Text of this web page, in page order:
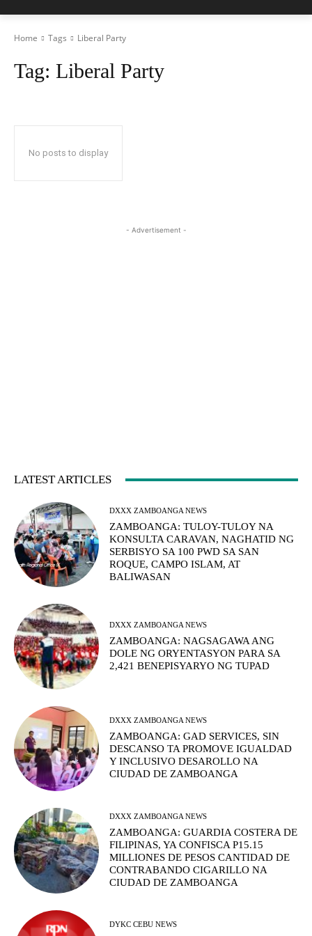
Home Tags Liberal Party
Tag: Liberal Party
No posts to display
- Advertisement -
LATEST ARTICLES
DXXX ZAMBOANGA NEWS
ZAMBOANGA: TULOY-TULOY NA
KONSULTA CARAVAN, NAGHATID NG
SERBISYO SA 100 PWD SA SAN
ROQUE, CAMPO ISLAM, AT
BALIWASAN
DXXX ZAMBOANGA NEWS
ZAMBOANGA: NAGSAGAWA ANG
DOLE NG ORYENTASYON PARA SA
2,421 BENEPISYARYO NG TUPAD
DXXX ZAMBOANGA NEWS
ZAMBOANGA: GAD SERVICES, SIN
DESCANSO TA PROMOVE IGUALDAD
Y INCLUSIVO DESAROLLO NA
CIUDAD DE ZAMBOANGA
DXXX ZAMBOANGA NEWS
ZAMBOANGA: GUARDIA COSTERA DE
FILIPINAS, YA CONFISCA P15.15
MILLIONES DE PESOS CANTIDAD DE
CONTRABANDO CIGARILLO NA
CIUDAD DE ZAMBOANGA
DYKC CEBU NEWS